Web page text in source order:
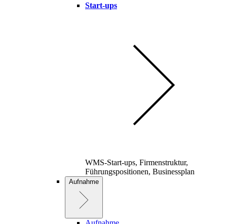
Start-ups
WMS-Start-ups, Firmenstruktur,
Führungspositionen, Businessplan
Aufnahme